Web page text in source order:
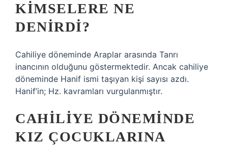
KIMSELERE NE
DENIRDI?
Cahiliye döneminde Araplar arasında Tanrı
inancının olduğunu göstermektedir. Ancak cahiliye
döneminde Hanif ismi taşıyan kişi sayısı azdı.
Hanif’in; Hz. kavramları vurgulanmıştır.
CAHILIYE DÖNEMINDE
KIZ ÇOCUKLARINA